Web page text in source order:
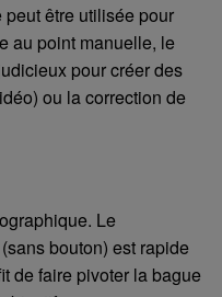
être utilisée pour
au point manuelle, le
pour créer des
ou la correction de
Le
bouton) est rapide
de faire pivoter la bague